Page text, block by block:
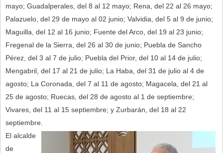
mayo; Guadalperales, del 8 al 12 mayo; Rena, del 22 al 26 mayo;
Palazuelo, del 29 de mayo al 02 junio; Valvidia, del 5 al 9 de junio;
Maguilla, del 12 al 16 junio; Fuente del Arco, del 19 al 23 junio;
Fregenal de la Sierra, del 26 al 30 de junio; Puebla de Sancho
Pérez, del 3 al 7 de julio; Puebla del Prior, del 10 al 14 de julio;
Mengabril, del 17 al 21 de julio; La Haba, del 31 de julio al 4 de
agosto; La Coronada, del 7 al 11 de agosto; Magacela, del 21 al
25 de agosto; Ruecas, del 28 de agosto al 1 de septiembre;
Vivares, del 11 al 15 septiembre; y Zurbarán, del 18 al 22
septiembre.
El alcalde
de